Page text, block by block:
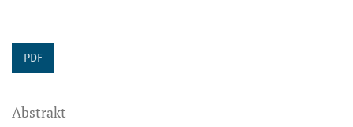
PDF
Abstrakt